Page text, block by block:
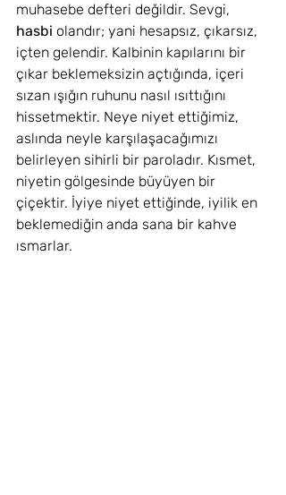
muhasebe defteri değildir. Sevgi,
hasbi olandır; yani hesapsız, çıkarsız,
içten gelendir. Kalbinin kapılarını bir
çıkar beklemeksizin açtığında, içeri
sızan ışığın ruhunu nasıl ısıttığını
hissetmektir. Neye niyet ettiğimiz,
aslında neyle karşılaşacağımızı
belirleyen sihirli bir paroladır. Kısmet,
niyetin gölgesinde büyüyen bir
çiçektir. İyiye niyet ettiğinde, iyilik en
beklemediğin anda sana bir kahve
ısmarlar.